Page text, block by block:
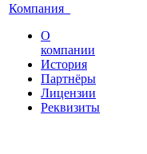
Компания
О
компании
История
Партнёры
Лицензии
Реквизиты